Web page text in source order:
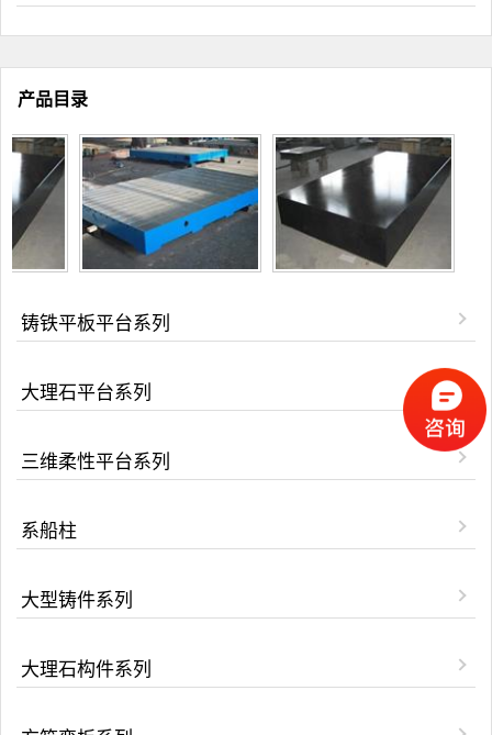
产品目录
铸铁平板平台系列
大理石平台系列
三维柔性平台系列
系船柱
大型铸件系列
大理石构件系列